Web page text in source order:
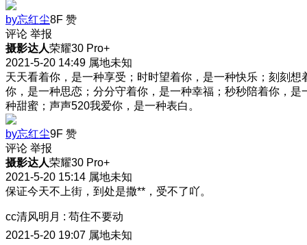
by忘红尘8F 赞
评论 举报
摄影达人荣耀30 Pro+
2021-5-20 14:49 属地未知
天天看着你，是一种享受；时时望着你，是一种快乐；刻刻想
你，是一种思恋；分分守着你，是一种幸福；秒秒陪着你，是
种甜蜜；声声520我爱你，是一种表白。
by忘红尘9F 赞
评论 举报
摄影达人荣耀30 Pro+
2021-5-20 15:14 属地未知
保证今天不上街，到处是撒**，受不了吖。
cc清风明月 : 苟住不要动
2021-5-20 19:07 属地未知